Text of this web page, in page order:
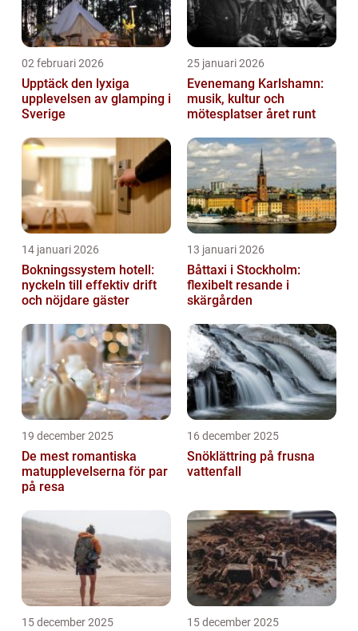
02 februari 2026
Upptäck den lyxiga
upplevelsen av glamping i
Sverige
25 januari 2026
Evenemang Karlshamn:
musik, kultur och
mötesplatser året runt
14 januari 2026
Bokningssystem hotell:
nyckeln till effektiv drift
och nöjdare gäster
13 januari 2026
Båttaxi i Stockholm:
flexibelt resande i
skärgården
19 december 2025
De mest romantiska
matupplevelserna för par
på resa
16 december 2025
Snöklättring på frusna
vattenfall
15 december 2025 15 december 2025